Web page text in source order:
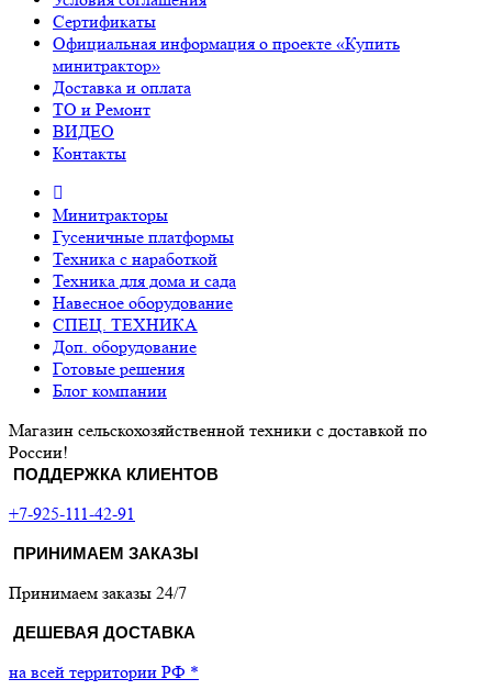
Сертификаты
Официальная информация о проекте «Купить
минитрактор»
Доставка и оплата
ТО и Ремонт
ВИДЕО
Контакты
Минитракторы
Гусеничные платформы
Техника с наработкой
Техника для дома и сада
Навесное оборудование
СПЕЦ. ТЕХНИКА
Доп. оборудование
Готовые решения
Блог компании
Магазин сельскохозяйственной техники с доставкой по
России!
ПОДДЕРЖКА КЛИЕНТОВ
+7-925-111-42-91
ПРИНИМАЕМ ЗАКАЗЫ
Принимаем заказы 24/7
ДЕШЕВАЯ ДОСТАВКА
на всей территории РФ *